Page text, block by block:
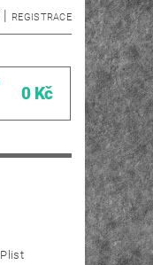
| REGISTRACE
0 Kč